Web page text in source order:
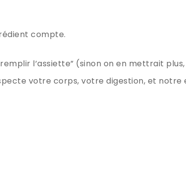
compte.
l’assiette” (sinon on en mettrait
votre corps, votre digestion, et notre